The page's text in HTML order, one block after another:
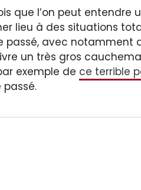
que l’on peut entendre
lieu à des situations
passé, avec notamment
un très gros
exemple de ce terrible